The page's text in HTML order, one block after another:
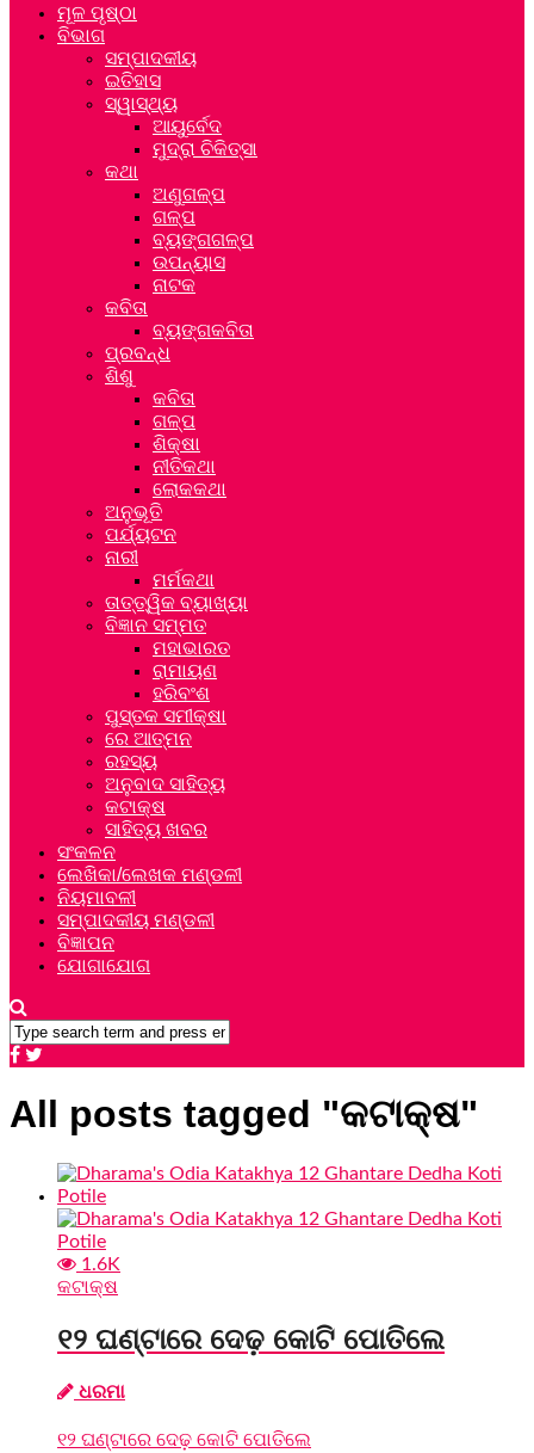
ମୂଳ ପୃଷ୍ଠା
ବିଭାଗ
ସମ୍ପାଦକୀୟ
ଇତିହାସ
ସ୍ୱାସ୍ଥ୍ୟ
ଆୟୁର୍ବେଦ
ମୁଦ୍ରା ଚିକିତ୍ସା
କଥା
ଅଣୁଗଳ୍ପ
ଗଳ୍ପ
ବ୍ୟଙ୍ଗଗଳ୍ପ
ଉପନ୍ୟାସ
ନାଟକ
କବିତା
ବ୍ୟଙ୍ଗକବିତା
ପ୍ରବନ୍ଧ
ଶିଶୁ
କବିତା
ଗଳ୍ପ
ଶିକ୍ଷା
ନୀତିକଥା
ଲୋକକଥା
ଅନୁଭୂତି
ପର୍ଯ୍ୟଟନ
ନାରୀ
ମର୍ମକଥା
ତାତ୍ତ୍ୱିକ ବ୍ୟାଖ୍ୟା
ବିଜ୍ଞାନ ସମ୍ମତ
ମହାଭାରତ
ରାମାୟଣ
ହରିବଂଶ
ପୁସ୍ତକ ସମୀକ୍ଷା
ରେ ଆତ୍ମନ
ରହସ୍ୟ
ଅନୁବାଦ ସାହିତ୍ୟ
କଟାକ୍ଷ
ସାହିତ୍ୟ ଖବର
ସଂକଳନ
ଲେଖିକା/ଲେଖକ ମଣ୍ଡଳୀ
ନିୟମାବଳୀ
ସମ୍ପାଦକୀୟ ମଣ୍ଡଳୀ
ବିଜ୍ଞାପନ
ଯୋଗାଯୋଗ
All posts tagged "କଟାକ୍ଷ"
1.6K
କଟାକ୍ଷ
୧୨ ଘଣ୍ଟାରେ ଦେଢ଼ କୋଟି ପୋତିଲେ
ଧରମା
୧୨ ଘଣ୍ଟାରେ ଦେଢ଼ କୋଟି ପୋତିଲେ